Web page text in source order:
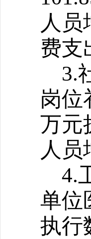
人
费支
3.
岗位
万元
人
4.
单位
执行